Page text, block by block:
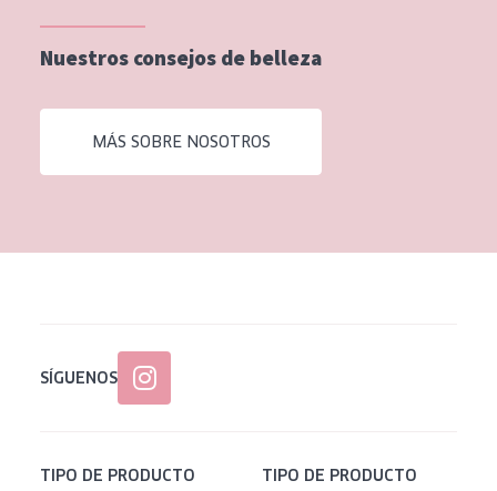
Piel menopáusica
Todas las edades
Edad: de 35 a 55
Nuestros consejos de belleza
MÁS SOBRE NOSOTROS
SÍGUENOS
TIPO DE PRODUCTO TIPO DE PRODUCTO